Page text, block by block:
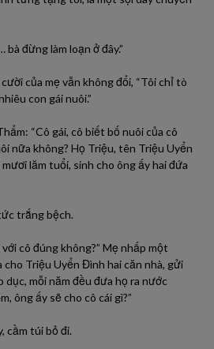
đừng làm loạn ở đây.”
cười của mẹ vẫn không đổi, “Tôi chỉ tò
con gái nuôi.”
“Cô gái, cô biết bố nuôi của cô
nữa không? Họ Triệu, tên Triệu Uyển
lăm tuổi, sinh cho ông ấy hai đứa
trắng bệch.
cô đúng không?” Mẹ nhấp một
cho Triệu Uyển Đình hai căn nhà, gửi
dục, mỗi năm đều đưa họ ra nước
ông ấy sẽ cho cô cái gì?”
cầm túi bỏ đi.